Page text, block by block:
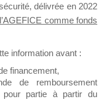
de
à l’Appel à
un message
délivrée en 2022
l’AGEFICE comme fonds
information avant :
financement,
de remboursement
pour partie à partir du